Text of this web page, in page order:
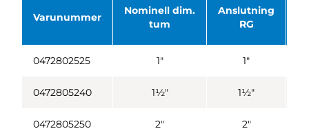
Varunummer
Nominell dim.
tum
Anslutning
RG
0472802525 1" 1"
0472805240 1½" 1½"
0472805250 2" 2"